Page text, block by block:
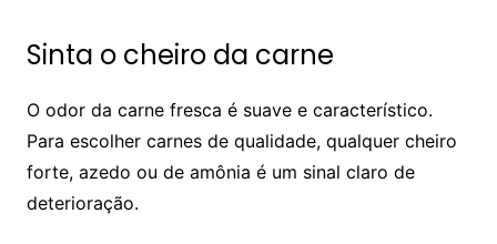
Sinta o cheiro da carne
O odor da carne fresca é suave e característico.
Para escolher carnes de qualidade, qualquer cheiro
forte, azedo ou de amônia é um sinal claro de
deterioração.